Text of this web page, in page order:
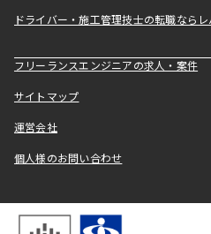
ドライバー・施工管理技士の転職なら
フリーランスエンジニアの求人・案件
サイトマップ
運営会社
個人様のお問い合わせ